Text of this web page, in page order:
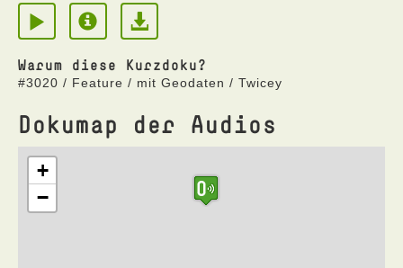
Warum diese Kurzdoku?
#3020 / Feature / mit Geodaten / Twicey
Dokumap der Audios